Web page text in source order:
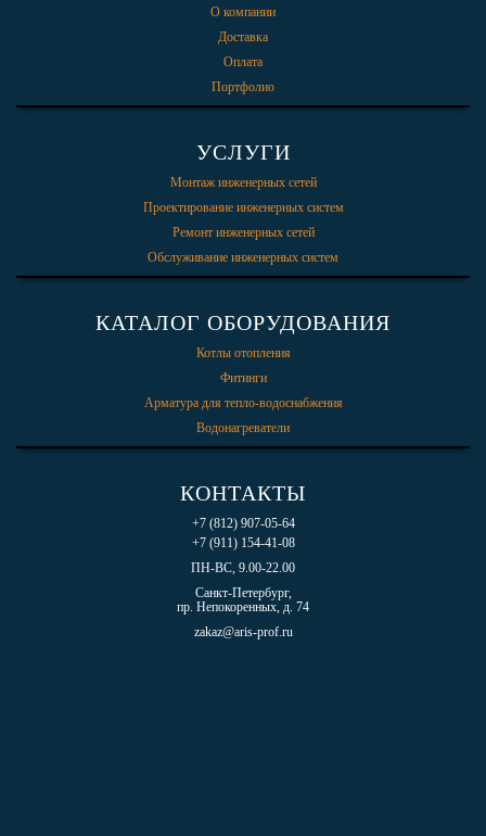
О компании
Доставка
Оплата
Портфолио
УСЛУГИ
Монтаж инженерных сетей
Проектирование инженерных систем
Ремонт инженерных сетей
Обслуживание инженерных систем
КАТАЛОГ ОБОРУДОВАНИЯ
Котлы отопления
Фитинги
Арматура для тепло-водоснабжения
Водонагреватели
КОНТАКТЫ
+7 (812) 907-05-64
+7 (911) 154-41-08
ПН-ВС, 9.00-22.00
Санкт-Петербург,
пр. Непокоренных, д. 74
zakaz@aris-prof.ru